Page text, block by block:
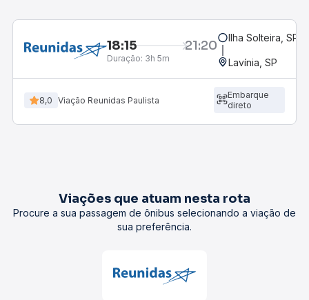
18:15 21:20
Duração: 3h 5m
Ilha Solteira, SP
Lavínia, SP
8,0 Viação Reunidas Paulista
Embarque
direto
Viações que atuam nesta rota
Procure a sua passagem de ônibus selecionando a viação de
sua preferência.